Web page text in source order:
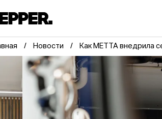
Новости Как МЕТТА внедрила